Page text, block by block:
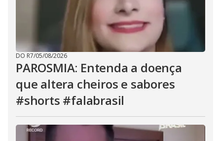
DO R7/05/08/2026
PAROSMIA: Entenda a doença
que altera cheiros e sabores
#shorts #falabrasil